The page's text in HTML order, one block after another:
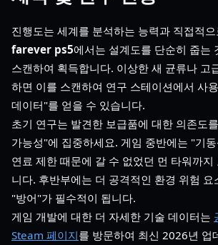
진행도는 세계를 분석하는 능력과 직접적
farever ps5에서는 설계도를 단순히 줍는
스캔하여 획득합니다. 이상한 새 균류나 고
하면 이를 스캔하여 연구 스테이션에서 사
데이터"를 얻을 수 있습니다.
초기 연구는 발견한 보급품에 대한 의존도
가능성"에 집중하세요. 게임 중반에는 "기
연료 제한 때문에 갈 수 없었던 먼 타워까지
니다. 후반부에는 더 공격적인 환경 위험 요
"방어"가 필수적이 됩니다.
게임 개발에 대한 더 자세한 기술 데이터는
Steam 페이지를 방문하여 최신 2026년 업